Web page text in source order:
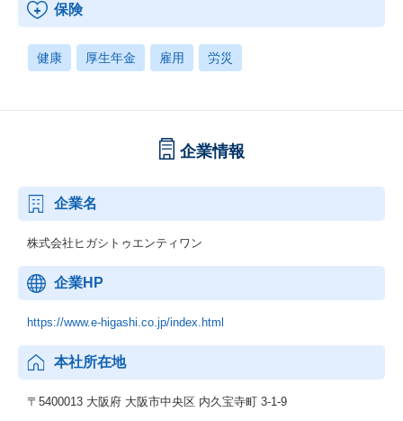
保険
健康 厚生年金 雇用 労災
企業情報
企業名
株式会社ヒガシトゥエンティワン
企業HP
https://www.e-higashi.co.jp/index.html
本社所在地
〒5400013 大阪府 大阪市中央区 内久宝寺町 3-1-9